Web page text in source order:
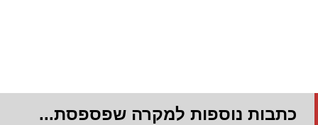
כתבות נוספות למקרה שפספסת...